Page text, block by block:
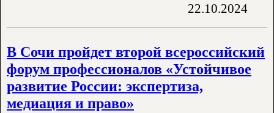
22.10.2024
В Сочи пройдет второй всероссийский
форум профессионалов «Устойчивое
развитие России: экспертиза,
медиация и право»